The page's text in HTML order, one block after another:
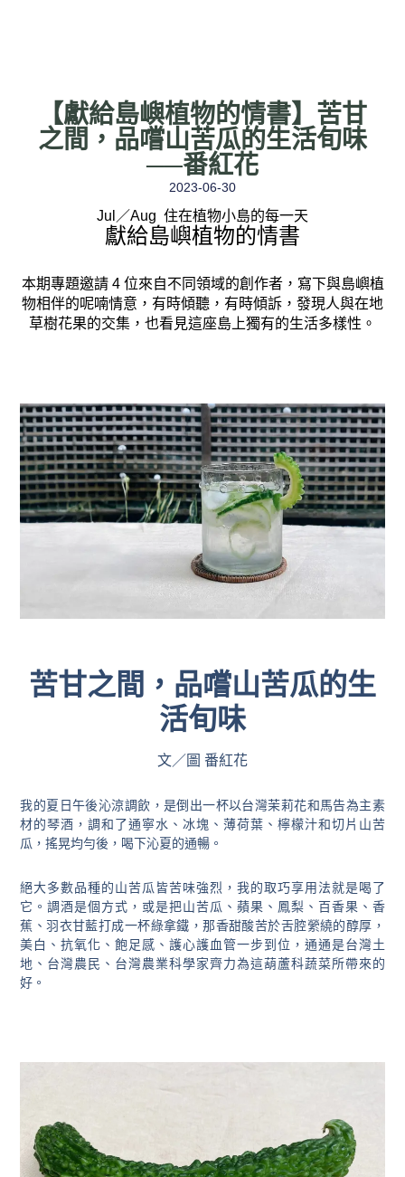
【獻給島嶼植物的情書】苦甘
之間，品嚐山苦瓜的生活旬味
──番紅花
2023-06-30
Jul／Aug 住在植物小島的每一天
獻給島嶼植物的情書
本期專題邀請 4 位來自不同領域的創作者，寫下與島嶼植
物相伴的呢喃情意，有時傾聽，有時傾訴，發現人與在地
草樹花果的交集，也看見這座島上獨有的生活多樣性。
苦甘之間，品嚐山苦瓜的生
活旬味
文／圖 番紅花
我的夏日午後沁涼調飲，是倒出一杯以台灣茉莉花和馬告為主素
材的琴酒，調和了通寧水、冰塊、薄荷葉、檸檬汁和切片山苦
瓜，搖晃均勻後，喝下沁夏的通暢。
絕大多數品種的山苦瓜皆苦味強烈，我的取巧享用法就是喝了
它。調酒是個方式，或是把山苦瓜、蘋果、鳳梨、百香果、香
蕉、羽衣甘藍打成一杯綠拿鐵，那香甜酸苦於舌腔縈繞的醇厚，
美白、抗氧化、飽足感、護心護血管一步到位，通通是台灣土
地、台灣農民、台灣農業科學家齊力為這葫蘆科蔬菜所帶來的
好。